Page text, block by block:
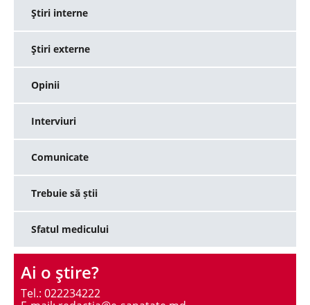
Ştiri interne
Ştiri externe
Opinii
Interviuri
Comunicate
Trebuie să știi
Sfatul medicului
Ai o ştire?
Tel.: 022234222